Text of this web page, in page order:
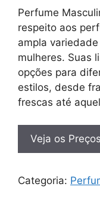
Perfume
respeito aos
ampla
mulheres. Suas
opções para
estilos, desde
frescas até
Veja os Preços
Categoria: